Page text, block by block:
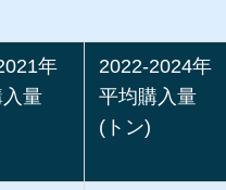
年
量
2022-2024年
平均購入量
(トン)